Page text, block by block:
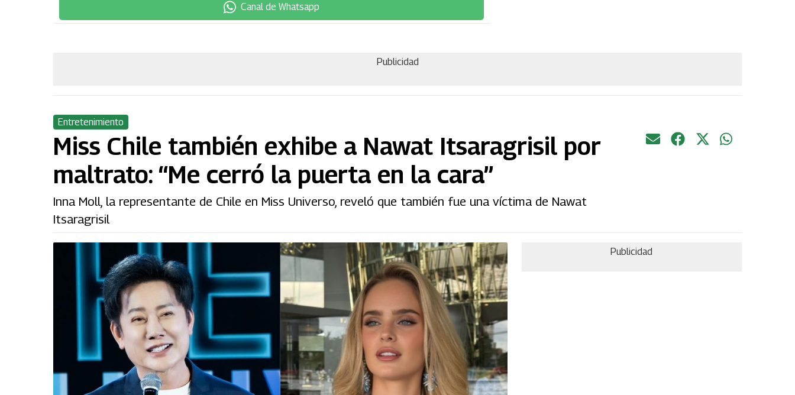
Canal de Whatsapp
Publicidad
Entretenimiento
Miss Chile también exhibe a Nawat Itsaragrisil por
maltrato: “Me cerró la puerta en la cara”
Inna Moll, la representante de Chile en Miss Universo, reveló que también fue una víctima de Nawat
Itsaragrisil
Publicidad